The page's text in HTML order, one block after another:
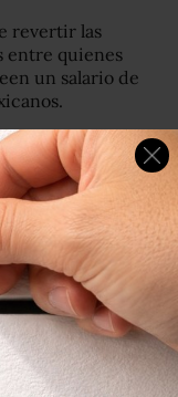
revertir las
entre quienes
un salario de
de
el
de
de la
salir delante de